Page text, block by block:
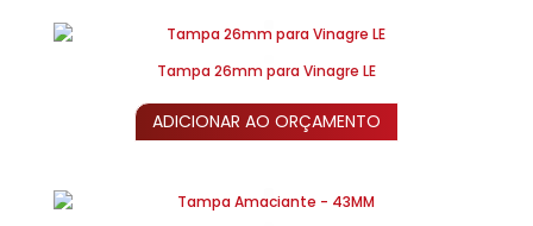
Tampa 26mm para Vinagre LE
ADICIONAR AO ORÇAMENTO